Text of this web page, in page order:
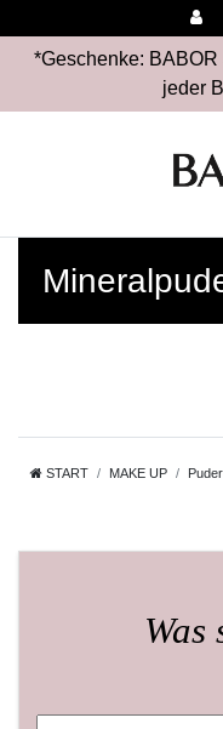
*Geschenke:
jeder
START MAKE UP Puder
Was